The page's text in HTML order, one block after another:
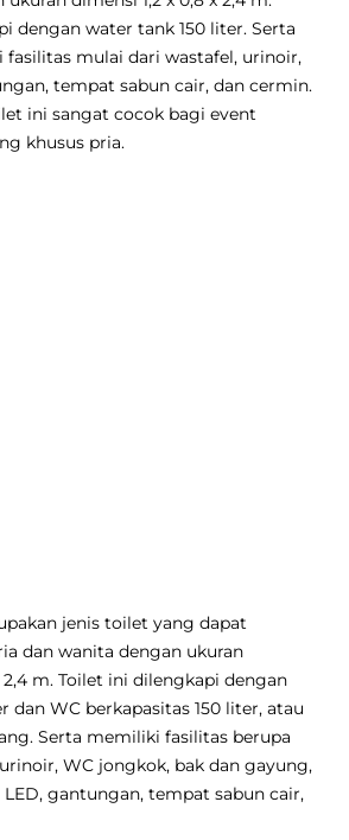
dengan water tank 150 liter. Serta
mulai dari wastafel, urinoir,
tempat sabun cair, dan cermin.
ini sangat cocok bagi event
khusus pria.
jenis toilet yang dapat
dan wanita dengan ukuran
2,4 m. Toilet ini dilengkapi dengan
dan WC berkapasitas 150 liter, atau
Serta memiliki fasilitas berupa
WC jongkok, bak dan gayung,
gantungan, tempat sabun cair,